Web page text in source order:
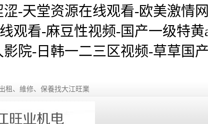
-天堂资源在线观看-欧美激情
观看-麻豆性视频-国产一级特
院-日韩一二三区视频-草草国
租、維修、保養找大江旺業